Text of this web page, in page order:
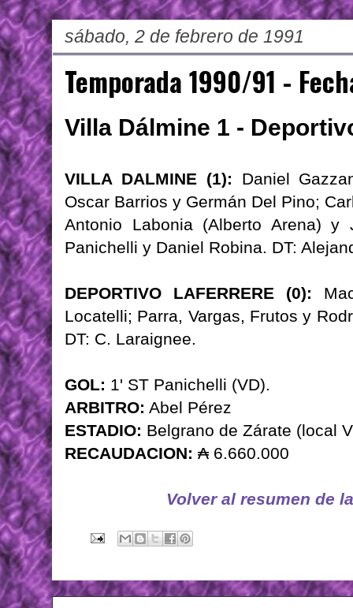
sábado, 2 de febrero de 1991
Temporada 1990/91 -
Villa Dálmine 1 -
VILLA DALMINE (1): Daniel
Oscar Barrios y Germán Del Pino;
Antonio Labonia (Alberto Arena) y
Panichelli y Daniel Robina. DT:
DEPORTIVO LAFERRERE (0):
Locatelli; Parra, Vargas, Frutos y
DT: C. Laraignee.
GOL: 1' ST Panichelli (VD).
ARBITRO: Abel Pérez
ESTADIO: Belgrano de Zárate (local
RECAUDACION: ₳ 6.660.000
Volver al resumen de